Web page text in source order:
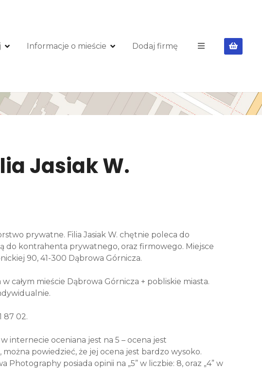
Informacje o mieście Dodaj firmę
Jasiak W.
prywatne. Filia Jasiak W. chętnie poleca do
do kontrahenta prywatnego, oraz firmowego. Miejsce
90, 41-300 Dąbrowa Górnicza.
całym mieście Dąbrowa Górnicza + pobliskie miasta.
87 02.
internecie oceniana jest na 5 – ocena jest
powiedzieć, że jej ocena jest bardzo wysoko.
Photography posiada opinii na „5” w liczbie: 8, oraz „4” w